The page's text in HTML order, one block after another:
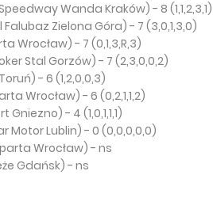
Wanda Kraków) - 8 (1,1,2,3,1)
Zielona Góra) - 7 (3,0,1,3,0)
Wrocław) - 7 (0,1,3,R,3)
Stal Gorzów) - 7 (2,3,0,0,2)
- 6 (1,2,0,0,3)
Wrocław) - 6 (0,2,1,1,2)
Gniezno) - 4 (1,0,1,1,1)
Motor Lublin) - 0 (0,0,0,0,0)
Wrocław) - ns
Gdańsk) - ns